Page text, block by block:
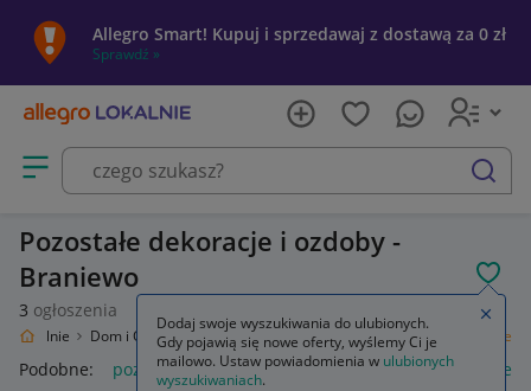
Allegro Smart! Kupuj i sprzedawaj z dostawą za 0 zł
Sprawdź »
Otwórz menu z kategoriami
szukaj
Pozostałe dekoracje i ozdoby -
Braniewo
3 ogłoszenia
Lokalnie Dom i Ogród Wyposażenie Dekoracje i ozdoby Pozostałe
Podobne: pozostałe łóżka pozostałe pozostałe miasta i
Dodaj swoje wyszukiwania do ulubionych.
Gdy pojawią się nowe oferty, wyślemy Ci je
mailowo. Ustaw powiadomienia w ulubionych
wyszukiwaniach.